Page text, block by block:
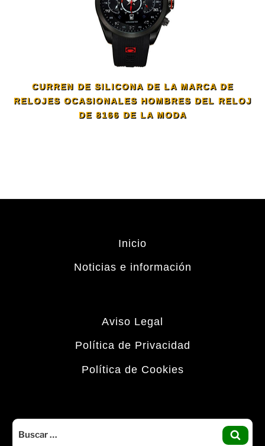
CURREN DE SILICONA DE LA MARCA DE
RELOJES OCASIONALES HOMBRES DEL RELOJ
DE 8166 DE LA MODA
Inicio
Noticias e información
Aviso Legal
Política de Privacidad
Política de Cookies
Buscar